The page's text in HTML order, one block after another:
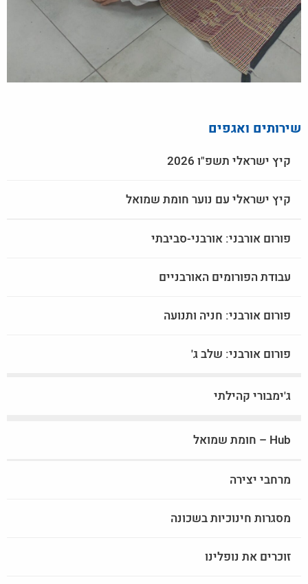
שירותים ואגפים
קיץ ישראלי תשפ"ו 2026
קיץ ישראלי עם נוער חומת שמואל
פורום אורבני: אורבני-סביבתי
עבודת הפורומים האורבניים
פורום אורבני: חניה ותנועה
פורום אורבני: שלב ג'
ג'ימבורי קהילתי
Hub – חומת שמואל
מרחבי יצירה
מסגרות חינוכיות בשכונה
זוכרים את נופלינו